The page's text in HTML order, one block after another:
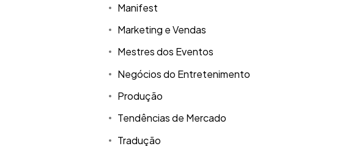
Manifest
Marketing e Vendas
Mestres dos Eventos
Negócios do Entretenimento
Produção
Tendências de Mercado
Tradução